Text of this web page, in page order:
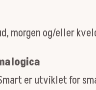
morgen og/eller
er utviklet for